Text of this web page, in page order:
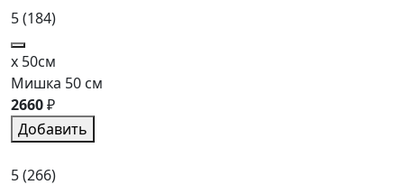
5(184)
x 50см
Мишка 50 см
2660₽
Добавить
5(266)